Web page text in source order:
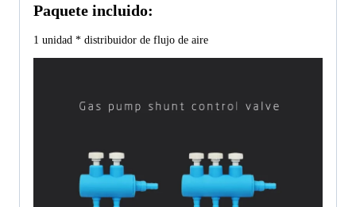
Paquete incluido:
1 unidad * distribuidor de flujo de aire